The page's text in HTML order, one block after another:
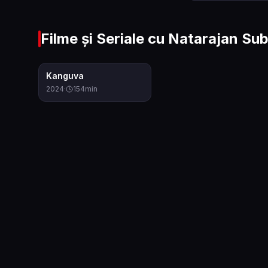
Filme și Seriale cu Natarajan
Kanguva
2024· 154min